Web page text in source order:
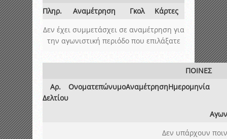
Πληρ.
Αναμέτρηση Γκολ
Κάρτες
Δεν έχει συμμετάσχει σε αναμέτρηση για
την αγωνιστική περιόδο που επιλάξατε
ΠΟΙΝΕΣ
Αρ.
Δελτίου
ΟνοματεπώνυμοΑναμέτρησηΗμερομηνία
Δεν υπάρχουν